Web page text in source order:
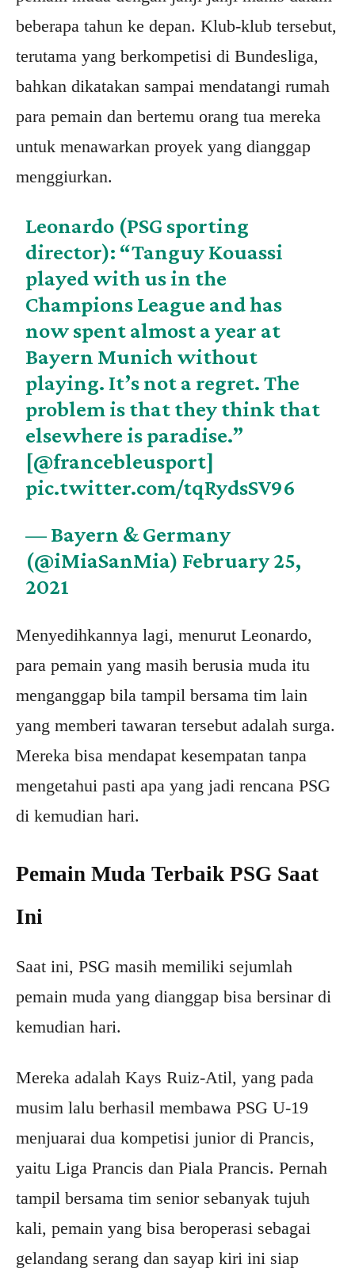
beberapa tahun ke depan. Klub-klub tersebut,
terutama yang berkompetisi di Bundesliga,
bahkan dikatakan sampai mendatangi rumah
para pemain dan bertemu orang tua mereka
untuk menawarkan proyek yang dianggap
menggiurkan.
Leonardo (PSG sporting
director): “Tanguy Kouassi
played with us in the
Champions League and has
now spent almost a year at
Bayern Munich without
playing. It’s not a regret. The
problem is that they think that
elsewhere is paradise.”
[@francebleusport]
pic.twitter.com/tqRydsSV96
— Bayern & Germany
(@iMiaSanMia) February 25,
2021
Menyedihkannya lagi, menurut Leonardo,
para pemain yang masih berusia muda itu
menganggap bila tampil bersama tim lain
yang memberi tawaran tersebut adalah surga.
Mereka bisa mendapat kesempatan tanpa
mengetahui pasti apa yang jadi rencana PSG
di kemudian hari.
Pemain Muda Terbaik PSG Saat
Ini
Saat ini, PSG masih memiliki sejumlah
pemain muda yang dianggap bisa bersinar di
kemudian hari.
Mereka adalah Kays Ruiz-Atil, yang pada
musim lalu berhasil membawa PSG U-19
menjuarai dua kompetisi junior di Prancis,
yaitu Liga Prancis dan Piala Prancis. Pernah
tampil bersama tim senior sebanyak tujuh
kali, pemain yang bisa beroperasi sebagai
gelandang serang dan sayap kiri ini siap